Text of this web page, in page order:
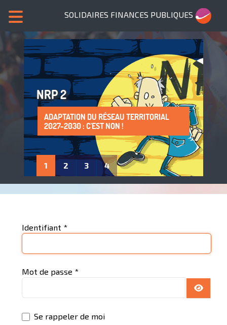
SOLIDAIRES FINANCES PUBLIQUES
NRP 2
ADAPTATION DU RÉSEAU TERRITORIAL
2027-2030 : C'EST NON !
SANS NOUS, PLUS DE SERVICES PUBLICS !
LA PROTECTION DE LA SANTÉ AU TRAVAIL
: UN DROIT À FAIRE VIVRE !
ADHÈRE À SOLIDAIRES FINANCES
PUBLIQUES
1 2 3 4
Identifiant *
Mot de passe *
Se rappeler de moi